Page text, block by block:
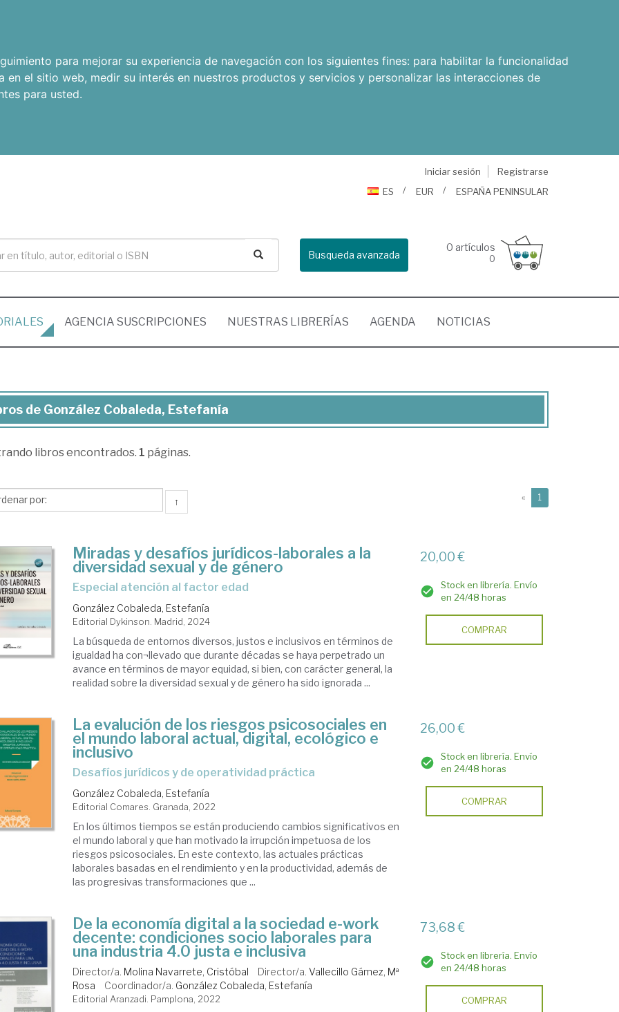
para mejorar su experiencia de navegación con los siguientes fines: para habilitar la funcionalidad
en el sitio web, medir su interés en nuestros productos y servicios y personalizar las interacciones de
para usted.
Iniciar sesión
Registrarse
ES
EUR ESPAÑA PENINSULAR
Busqueda avanzada
0 artículos
0
AGENCIA SUSCRIPCIONES NUESTRAS LIBRERÍAS AGENDA NOTICIAS
de González Cobaleda, Estefanía
libros encontrados. 1 páginas.
↑ « 1
Miradas y desafíos jurídicos-laborales a la
diversidad sexual y de género
especial atención al factor edad
González Cobaleda, Estefanía
Editorial Dykinson. Madrid, 2024
La búsqueda de entornos diversos, justos e inclusivos en términos de
igualdad ha con¬llevado que durante décadas se haya perpetrado un
avance en términos de mayor equidad, si bien, con carácter general, la
realidad sobre la diversidad sexual y de género ha sido ignorada ...
20,00 €
Stock en librería. Envío
en 24/48 horas
COMPRAR
La evalución de los riesgos psicosociales en
el mundo laboral actual, digital, ecológico e
inclusivo
desafíos jurídicos y de operatividad práctica
González Cobaleda, Estefanía
Editorial Comares. Granada, 2022
En los últimos tiempos se están produciendo cambios significativos en
el mundo laboral y que han motivado la irrupción impetuosa de los
riesgos psicosociales. En este contexto, las actuales prácticas
laborales basadas en el rendimiento y en la productividad, además de
las progresivas transformaciones que ...
26,00 €
Stock en librería. Envío
en 24/48 horas
COMPRAR
De la economía digital a la sociedad e-work
decente: condiciones socio laborales para
una industria 4.0 justa e inclusiva
Director/a. Molina Navarrete, Cristóbal Director/a.Vallecillo Gámez, Mª
Rosa
Coordinador/a. González Cobaleda, Estefanía
Editorial Aranzadi. Pamplona, 2022
73,68 €
Stock en librería. Envío
en 24/48 horas
COMPRAR